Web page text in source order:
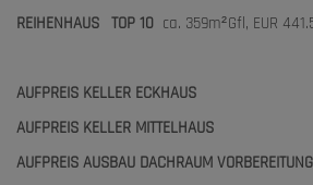
REIHENHAUS TOP 10 ca. 359m²Gfl, EUR
AUFPREIS KELLER ECKHAUS
AUFPREIS KELLER MITTELHAUS
AUFPREIS AUSBAU DACHRAUM